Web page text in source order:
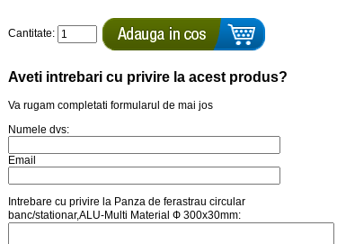
Cantitate:
Aveti intrebari cu privire la acest produs?
Va rugam completati formularul de mai jos
Numele dvs:
Email
Intrebare cu privire la Panza de ferastrau circular
banc/stationar,ALU-Multi Material Ф 300x30mm: